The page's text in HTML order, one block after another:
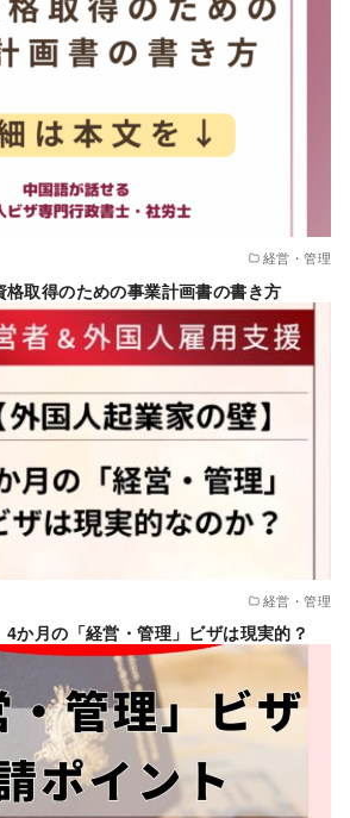
経営・管理
格取得のための事業計画書の書き方
経営・管理
4か月の「経営・管理」ビザは現実的？